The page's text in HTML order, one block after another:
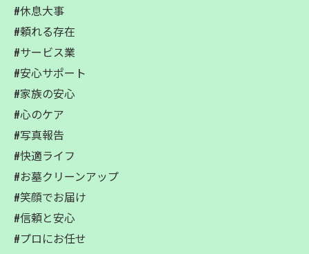
#休息大事
#頼れる存在
#サービス業
#安心サポート
#家族の安心
#心のケア
#写真報告
#快適ライフ
#お墓クリーンアップ
#笑顔でお届け
#信頼と安心
#プロにお任せ